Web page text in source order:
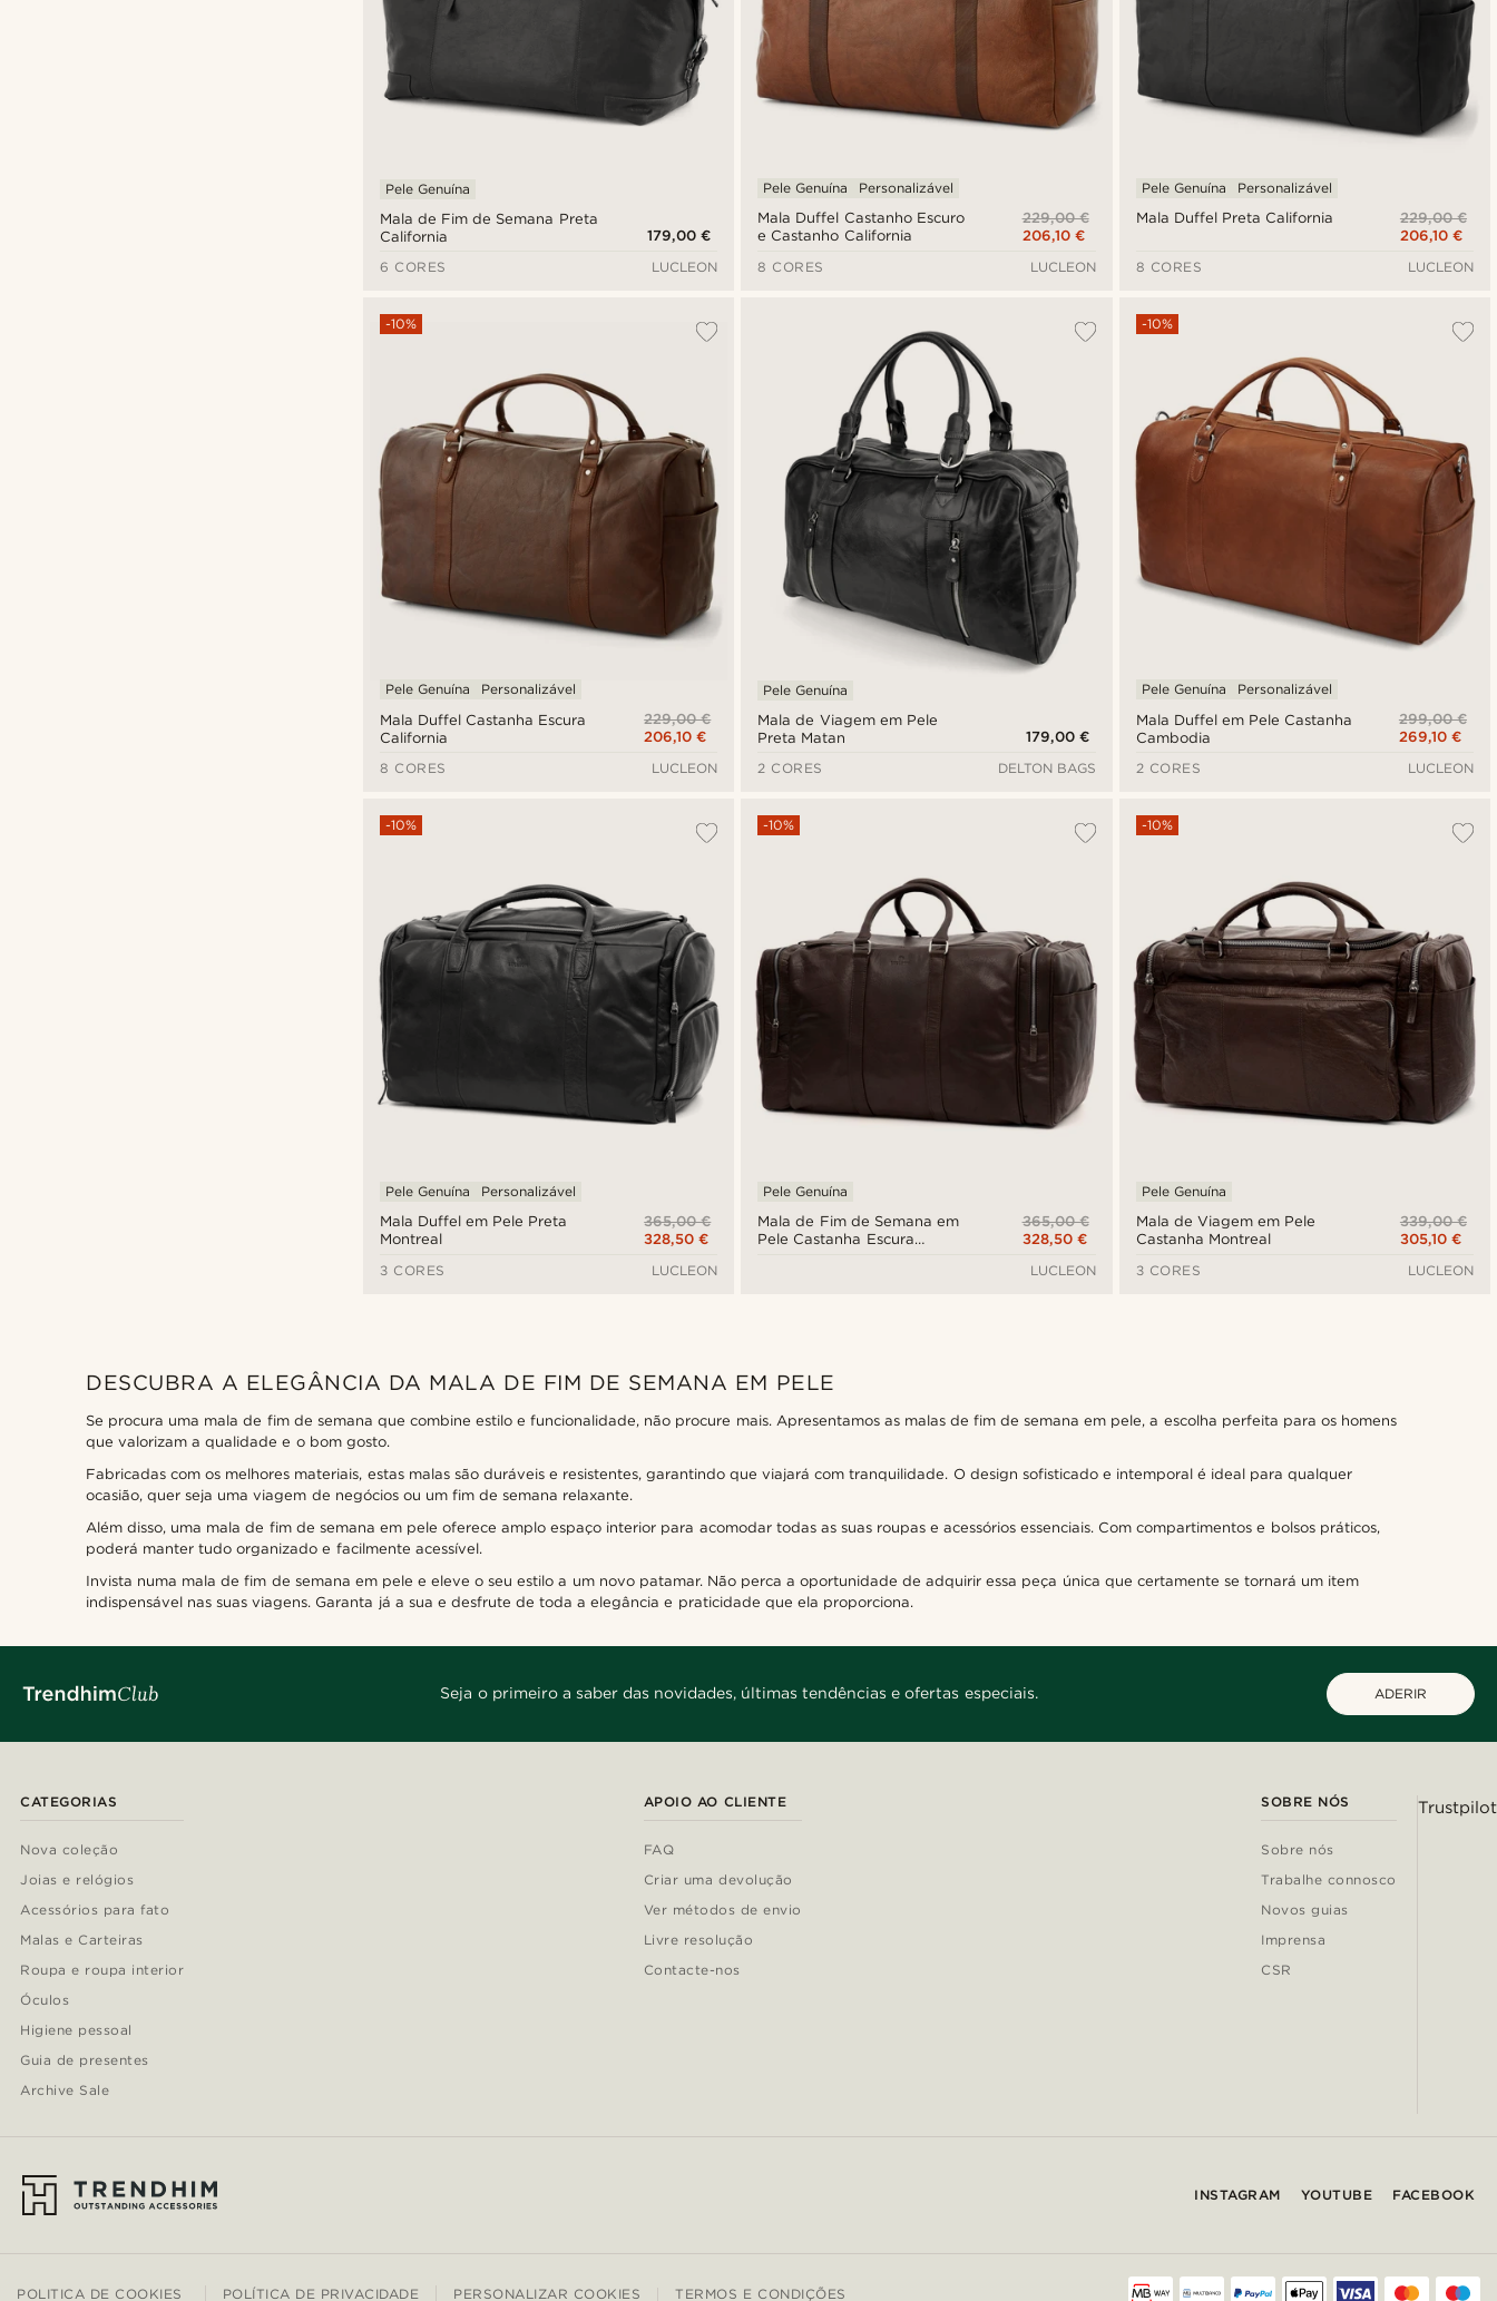
Mala de Fim de Semana Preta
California
Pele Genuína
179,00 €
6 CORES
LUCLEON
Mala Duffel Castanho Escuro
e Castanho California
Pele Genuína
Personalizável
229,00 €
206,10 €
8 CORES
LUCLEON
Mala Duffel Preta California
Pele Genuína
Personalizável
229,00 €
206,10 €
8 CORES
LUCLEON
Mala Duffel Castanha Escura
California
-10%
Pele Genuína
Personalizável
229,00 €
206,10 €
8 CORES
LUCLEON
Mala de Viagem em Pele
Preta Matan
Pele Genuína
179,00 €
2 CORES
DELTON BAGS
Mala Duffel em Pele Castanha
Cambodia
-10%
Pele Genuína
Personalizável
299,00 €
269,10 €
2 CORES
LUCLEON
Mala Duffel em Pele Preta
Montreal
-10%
Pele Genuína
Personalizável
365,00 €
328,50 €
3 CORES
LUCLEON
Mala de Fim de Semana em
Pele Castanha Escura
-10%
Pele Genuína
365,00 €
328,50 €
LUCLEON
Mala de Viagem em Pele
Castanha Montreal
-10%
Pele Genuína
339,00 €
305,10 €
3 CORES
LUCLEON
DESCUBRA A ELEGÂNCIA DA MALA DE FIM DE SEMANA EM PELE
Se procura uma mala de fim de semana que combine estilo e funcionalidade, não procure mais. Apresentamos as malas de fim de semana em pele, a escolha perfeita para os homens
que valorizam a qualidade e o bom gosto.
Fabricadas com os melhores materiais, estas malas são duráveis e resistentes, garantindo que viajará com tranquilidade. O design sofisticado e intemporal é ideal para qualquer
ocasião, quer seja uma viagem de negócios ou um fim de semana relaxante.
Além disso, uma mala de fim de semana em pele oferece amplo espaço interior para acomodar todas as suas roupas e acessórios essenciais. Com compartimentos e bolsos práticos,
poderá manter tudo organizado e facilmente acessível.
Invista numa mala de fim de semana em pele e eleve o seu estilo a um novo patamar. Não perca a oportunidade de adquirir essa peça única que certamente se tornará um item
indispensável nas suas viagens. Garanta já a sua e desfrute de toda a elegância e praticidade que ela proporciona.
Seja o primeiro a saber das novidades, últimas tendências e ofertas especiais. ADERIR
CATEGORIAS
Nova coleção
Joias e relógios
Acessórios para fato
Malas e Carteiras
Roupa e roupa interior
Óculos
Higiene pessoal
Guia de presentes
Archive Sale
APOIO AO CLIENTE
FAQ
Criar uma devolução
Ver métodos de envio
Livre resolução
Contacte-nos
SOBRE NÓS
Sobre nós
Trabalhe connosco
Novos guias
Imprensa
CSR
Trustpilot
INSTAGRAM YOUTUBE FACEBOOK
POLITICA DE COOKIES POLÍTICA DE PRIVACIDADE PERSONALIZAR COOKIES TERMOS E CONDIÇÕES